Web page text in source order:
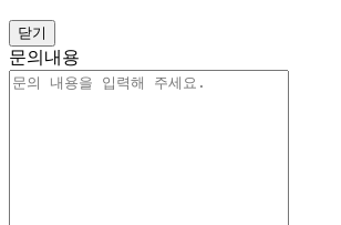
닫기
문의내용